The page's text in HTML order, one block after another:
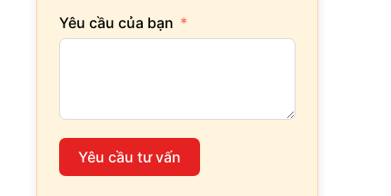
Yêu cầu của bạn
Yêu cầu tư vấn